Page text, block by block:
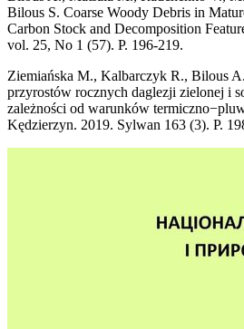
Bilous S. Coarse Woody Debris in
Carbon Stock and Decomposition
vol. 25, No 1 (57). P. 196-219.
Ziemiańska M., Kalbarczyk R., Bilous
przyrostów rocznych daglezji zielonej i
zależności od warunków
Kędzierzyn. 2019. Sylwan 163 (3). P.